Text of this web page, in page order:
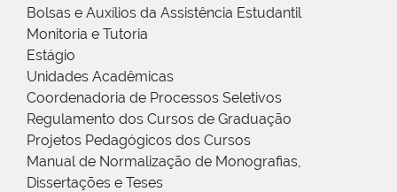
Bolsas e Auxílios da Assistência Estudantil
Monitoria e Tutoria
Estágio
Unidades Acadêmicas
Coordenadoria de Processos Seletivos
Regulamento dos Cursos de Graduação
Projetos Pedagógicos dos Cursos
Manual de Normalização de Monografias,
Dissertações e Teses